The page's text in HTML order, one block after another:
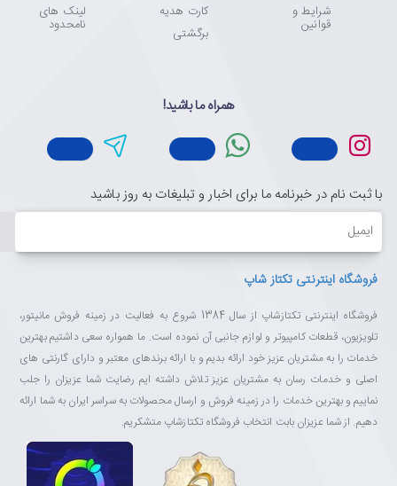
شرایط و
قوانین
کارت هدیه
برگشتی
لینک های
نامحدود
همراه ما باشید!
با ثبت نام در خبرنامه ما برای اخبار و تبلیغات به روز باشید
ایمیل
فروشگاه اینترنتی تکتاز شاپ
فروشگاه اینترنتی تکتازشاپ از سال 1384 شروع به فعالیت در زمینه فروش مانیتور،
تلویزیون، قطعات کامپیوتر و لوازم جانبی آن نموده است. ما همواره سعی داشتیم بهترین
خدمات را به مشتریان عزیز خود ارائه بدیم و با ارائه برندهای معتبر و دارای گارنتی های
اصلی و خدمات رسان به مشتریان عزیز تلاش داشته ایم رضایت شما عزیزان را جلب
نماییم و بهترین خدمات را در زمینه فروش و ارسال محصولات به سراسر ایران به شما ارائه
دهیم. از شما عزیزان بابت انتخاب فروشگاه تکتازشاپ متشکریم.